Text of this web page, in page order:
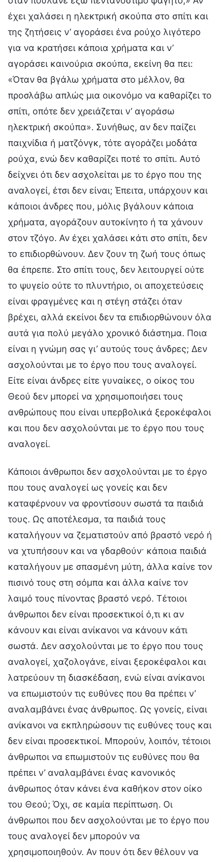
έχει χαλάσει η ηλεκτρική σκούπα στο σπίτι και
της ζητήσεις ν’ αγοράσει ένα ρούχο λιγότερο
για να κρατήσει κάποια χρήματα και ν’
αγοράσει καινούρια σκούπα, εκείνη θα πει:
«Όταν θα βγάλω χρήματα στο μέλλον, θα
προσλάβω απλώς μια οικονόμο να καθαρίζει το
σπίτι, οπότε δεν χρειάζεται ν’ αγοράσω
ηλεκτρική σκούπα». Συνήθως, αν δεν παίζει
παιχνίδια ή ματζόνγκ, τότε αγοράζει μοδάτα
ρούχα, ενώ δεν καθαρίζει ποτέ το σπίτι. Αυτό
δείχνει ότι δεν ασχολείται με το έργο που της
αναλογεί, έτσι δεν είναι; Έπειτα, υπάρχουν και
κάποιοι άνδρες που, μόλις βγάλουν κάποια
χρήματα, αγοράζουν αυτοκίνητο ή τα χάνουν
στον τζόγο. Αν έχει χαλάσει κάτι στο σπίτι, δεν
το επιδιορθώνουν. Δεν ζουν τη ζωή τους όπως
θα έπρεπε. Στο σπίτι τους, δεν λειτουργεί ούτε
το ψυγείο ούτε το πλυντήριο, οι αποχετεύσεις
είναι φραγμένες και η στέγη στάζει όταν
βρέχει, αλλά εκείνοι δεν τα επιδιορθώνουν όλα
αυτά για πολύ μεγάλο χρονικό διάστημα. Ποια
είναι η γνώμη σας γι’ αυτούς τους άνδρες; Δεν
ασχολούνται με το έργο που τους αναλογεί.
Είτε είναι άνδρες είτε γυναίκες, ο οίκος του
Θεού δεν μπορεί να χρησιμοποιήσει τους
ανθρώπους που είναι υπερβολικά ξεροκέφαλοι
και που δεν ασχολούνται με το έργο που τους
αναλογεί.
Κάποιοι άνθρωποι δεν ασχολούνται με το έργο
που τους αναλογεί ως γονείς και δεν
καταφέρνουν να φροντίσουν σωστά τα παιδιά
τους. Ως αποτέλεσμα, τα παιδιά τους
καταλήγουν να ζεματιστούν από βραστό νερό ή
να χτυπήσουν και να γδαρθούν· κάποια παιδιά
καταλήγουν με σπασμένη μύτη, άλλα καίνε τον
πισινό τους στη σόμπα και άλλα καίνε τον
λαιμό τους πίνοντας βραστό νερό. Τέτοιοι
άνθρωποι δεν είναι προσεκτικοί ό,τι κι αν
κάνουν και είναι ανίκανοι να κάνουν κάτι
σωστά. Δεν ασχολούνται με το έργο που τους
αναλογεί, χαζολογάνε, είναι ξεροκέφαλοι και
λατρεύουν τη διασκέδαση, ενώ είναι ανίκανοι
να επωμιστούν τις ευθύνες που θα πρέπει ν’
αναλαμβάνει ένας άνθρωπος. Ως γονείς, είναι
ανίκανοι να εκπληρώσουν τις ευθύνες τους και
δεν είναι προσεκτικοί. Μπορούν, λοιπόν, τέτοιοι
άνθρωποι να επωμιστούν τις ευθύνες που θα
πρέπει ν’ αναλαμβάνει ένας κανονικός
άνθρωπος όταν κάνει ένα καθήκον στον οίκο
του Θεού; Όχι, σε καμία περίπτωση. Οι
άνθρωποι που δεν ασχολούνται με το έργο που
τους αναλογεί δεν μπορούν να
χρησιμοποιηθούν. Αν πουν ότι δεν θέλουν να